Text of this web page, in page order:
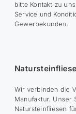
bitte Kontakt zu
Service und
Gewerbekunden.
Wir verbinden die
Manufaktur. Unser
Natursteinfliesen